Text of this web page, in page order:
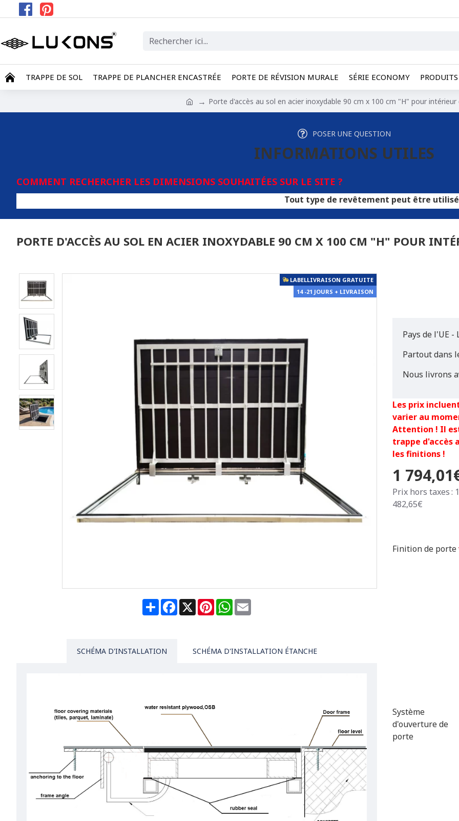
TRAPPE DE SOL TRAPPE DE PLANCHER ENCASTRÉE PORTE DE RÉVISION MURALE SÉRIE ECONOMY
Porte d'accès au sol en acier inoxydable 90 cm x 100 cm "H" pour
POSER UNE QUESTION
INFORMATIONS UTILES
COMMENT RECHERCHER LES DIMENSIONS SOUHAITÉES SUR LE SITE ?
Tout type de revêtement peut être utilisé pour les
PORTE D'ACCÈS AU SOL EN ACIER INOXYDABLE 90 CM X 100 CM "H" POUR
LABELLIVRAISON GRATUITE
14 -21 JOURS + LIVRAISON
ShareFacebook
X PinterestWhatsApp
Email
SCHÉMA D'INSTALLATION SCHÉMA D'INSTALLATION ÉTANCHE
Pays de l'UE
Partout dans
Nous livrons
Les prix
varier au
Attention ! Il
trappe d'accès
les finitions !
1
Prix hors taxes : 1
482,65€
Finition de porte
Système
d'ouverture de
porte